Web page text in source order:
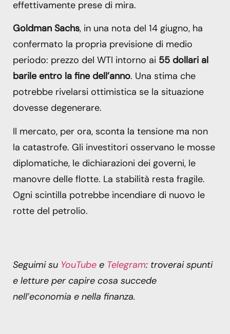
effettivamente prese di mira.
Goldman Sachs, in una nota del 14 giugno, ha
confermato la propria previsione di medio
periodo: prezzo del WTI intorno ai 55 dollari al
barile entro la fine dell’anno. Una stima che
potrebbe rivelarsi ottimistica se la situazione
dovesse degenerare.
Il mercato, per ora, sconta la tensione ma non
la catastrofe. Gli investitori osservano le mosse
diplomatiche, le dichiarazioni dei governi, le
manovre delle flotte. La stabilità resta fragile.
Ogni scintilla potrebbe incendiare di nuovo le
rotte del petrolio.
Seguimi su YouTube e Telegram: troverai spunti
e letture per capire cosa succede
nell’economia e nella finanza.